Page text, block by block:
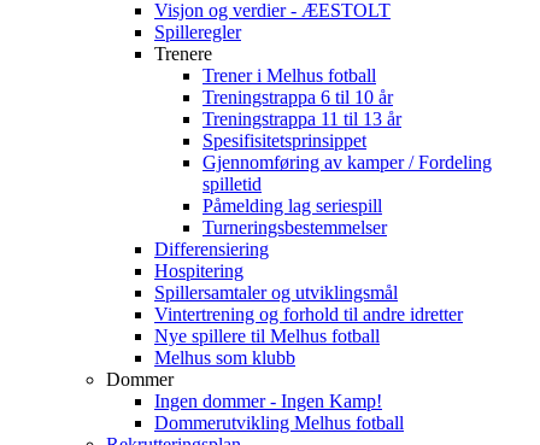
Visjon og verdier - ÆESTOLT
Spilleregler
Trenere
Trener i Melhus fotball
Treningstrappa 6 til 10 år
Treningstrappa 11 til 13 år
Spesifisitetsprinsippet
Gjennomføring av kamper / Fordeling
spilletid
Påmelding lag seriespill
Turneringsbestemmelser
Differensiering
Hospitering
Spillersamtaler og utviklingsmål
Vintertrening og forhold til andre idretter
Nye spillere til Melhus fotball
Melhus som klubb
Dommer
Ingen dommer - Ingen Kamp!
Dommerutvikling Melhus fotball